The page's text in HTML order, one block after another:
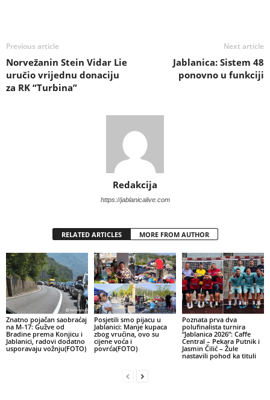
Previous article
Norvežanin Stein Vidar Lie
uručio vrijednu donaciju
za RK “Turbina”
Next article
Jablanica: Sistem 48
ponovno u funkciji
Redakcija
https://jablanicalive.com
RELATED ARTICLES MORE FROM AUTHOR
Znatno pojačan saobraćaj
na M-17: Gužve od
Bradine prema Konjicu i
Jablanici, radovi dodatno
usporavaju vožnju(FOTO)
Posjetili smo pijacu u
Jablanici: Manje kupaca
zbog vrućina, ovo su
cijene voća i
povrća(FOTO)
Poznata prva dva
polufinalista turnira
“Jablanica 2026”: Caffe
Central – Pekara Putnik i
Jasmin Čilić – Žule
nastavili pohod ka tituli